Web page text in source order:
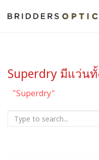
Superdry มีแว่น
"Superdry"